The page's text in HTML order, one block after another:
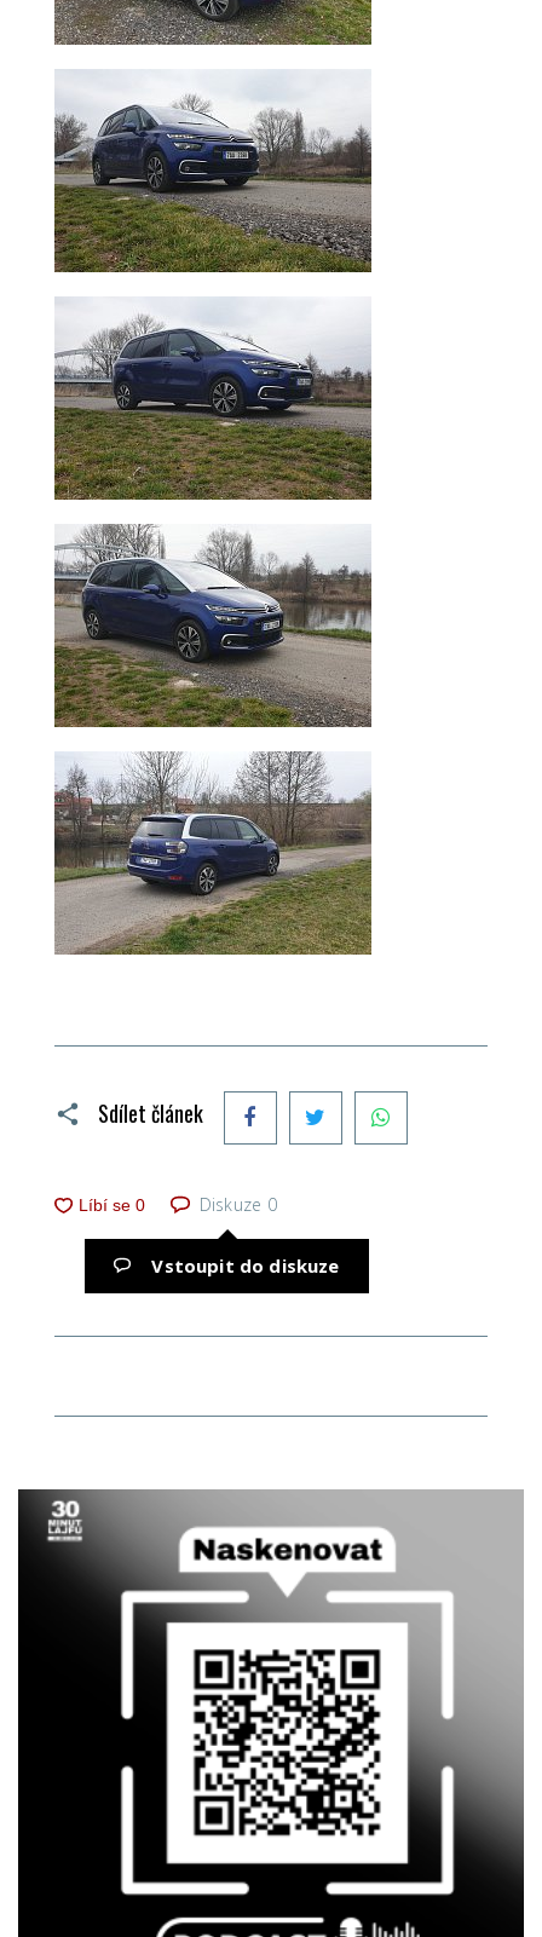
Sdílet článek FacebookTwitter
Diskuze 0
Vstoupit do diskuze